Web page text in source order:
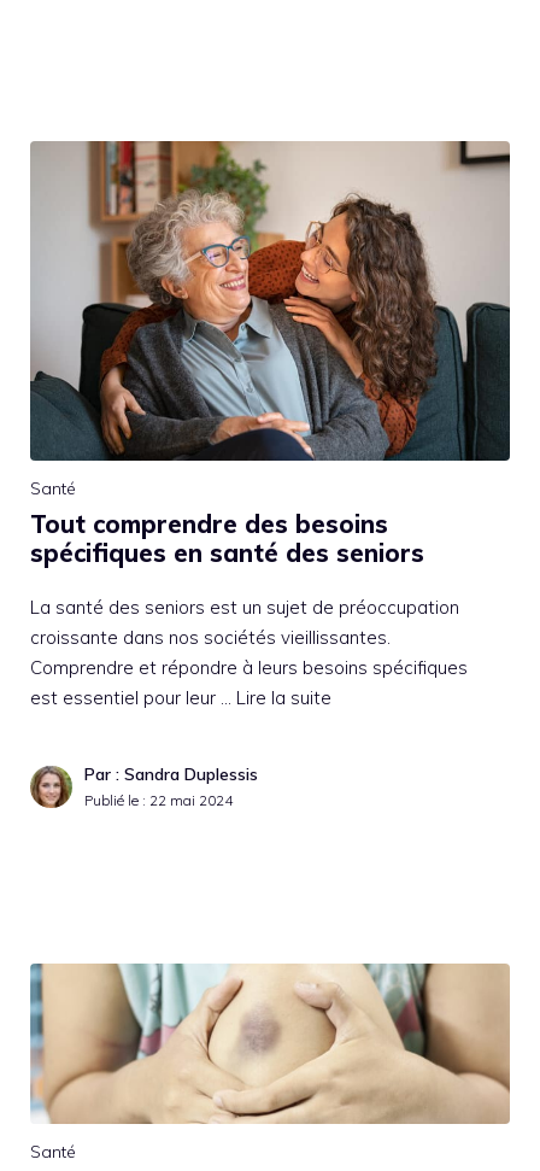
Santé
Tout comprendre des besoins
spécifiques en santé des seniors
La santé des seniors est un sujet de préoccupation
croissante dans nos sociétés vieillissantes.
Comprendre et répondre à leurs besoins spécifiques
est essentiel pour leur … Lire la suite
Par : Sandra Duplessis
Publié le : 22 mai 2024
Santé